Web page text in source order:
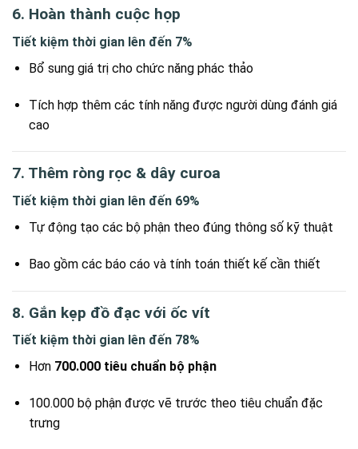
6. Hoàn thành cuộc họp
Tiết kiệm thời gian lên đến 7%
Bổ sung giá trị cho chức năng phác thảo
Tích hợp thêm các tính năng được người dùng đánh giá
cao
7. Thêm ròng rọc & dây curoa
Tiết kiệm thời gian lên đến 69%
Tự động tạo các bộ phận theo đúng thông số kỹ thuật
Bao gồm các báo cáo và tính toán thiết kế cần thiết
8. Gắn kẹp đồ đạc với ốc vít
Tiết kiệm thời gian lên đến 78%
Hơn 700.000 tiêu chuẩn bộ phận
100.000 bộ phận được vẽ trước theo tiêu chuẩn đặc
trưng